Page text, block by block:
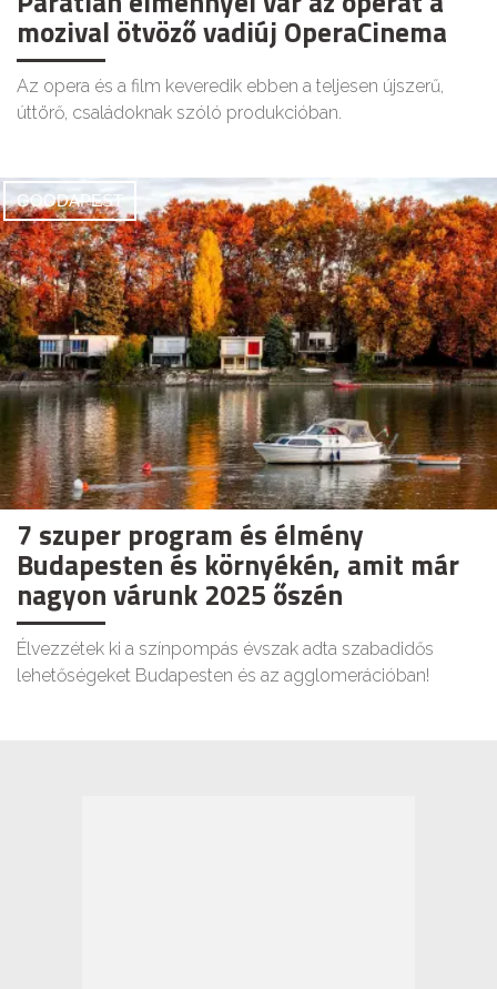
mozival ötvöző vadiúj OperaCinema
Az opera és a film keveredik ebben a teljesen újszerű,
úttörő, családoknak szóló produkcióban.
GOODAPEST
7 szuper program és élmény
Budapesten és környékén, amit már
nagyon várunk 2025 őszén
Élvezzétek ki a színpompás évszak adta szabadidős
lehetőségeket Budapesten és az agglomerációban!